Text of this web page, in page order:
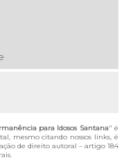
para Idosos Santana" é
mesmo citando nossos links, é
de direito autoral – artigo 184
.